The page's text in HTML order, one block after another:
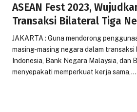
ASEAN Fest 2023,
Transaksi Bilateral Tiga
JAKARTA : Guna mendorong
masing-masing negara dalam
Indonesia, Bank Negara Malaysia, dan
menyepakati memperkuat kerja sama,…